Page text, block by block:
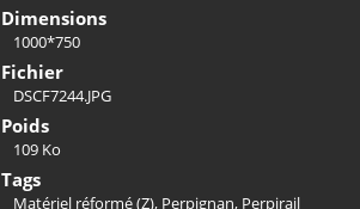
Dimensions
1000*750
Fichier
DSCF7244.JPG
Poids
109 Ko
Tags
Matériel réformé (Z), Perpignan, Perpirail